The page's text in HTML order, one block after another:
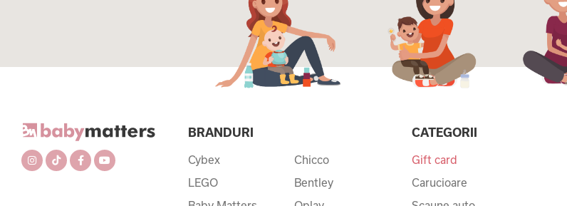
BRANDURI
Cybex
LEGO
Chicco
Bentley
CATEGORII
Gift card
Carucioare